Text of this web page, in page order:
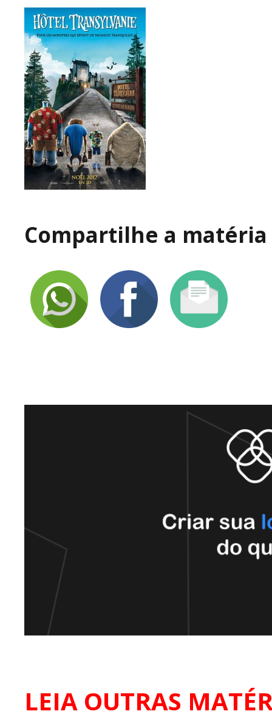
Compartilhe a
LEIA OUTRAS